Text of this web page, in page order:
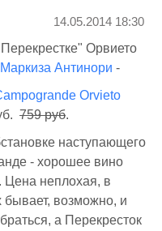
14.05.2014 18:30
Орвието
Маркиза Антинори -
Orvieto
759 руб.
наступающего
- хорошее вино
Цена неплохая, в
возможно, и
а Перекресток